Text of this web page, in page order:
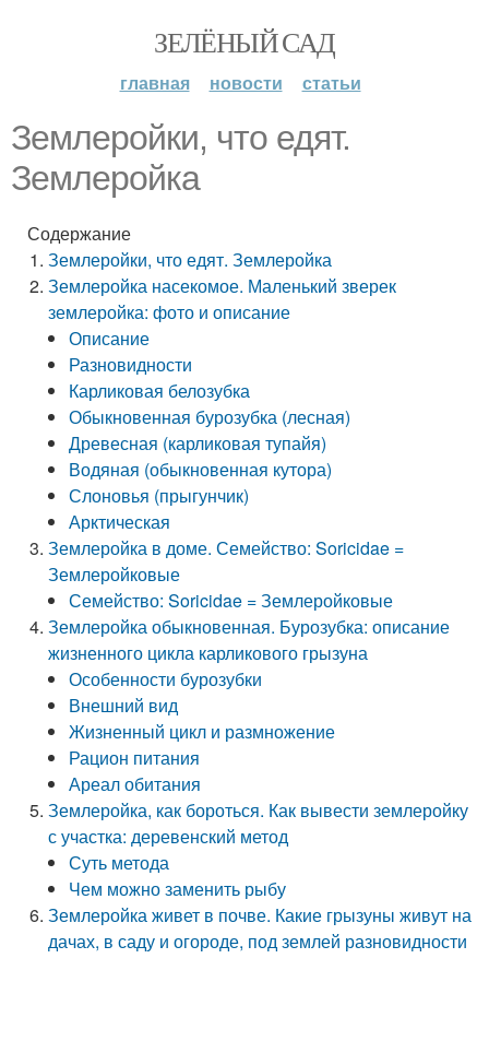
ЗЕЛЁНЫЙ САД
главная новости статьи
Землеройки, что едят.
Землеройка
Содержание
Землеройки, что едят. Землеройка
Землеройка насекомое. Маленький зверек
землеройка: фото и описание
Описание
Разновидности
Карликовая белозубка
Обыкновенная бурозубка (лесная)
Древесная (карликовая тупайя)
Водяная (обыкновенная кутора)
Слоновья (прыгунчик)
Арктическая
Землеройка в доме. Семейство: Soricidae =
Землеройковые
Семейство: Soricidae = Землеройковые
Землеройка обыкновенная. Бурозубка: описание
жизненного цикла карликового грызуна
Особенности бурозубки
Внешний вид
Жизненный цикл и размножение
Рацион питания
Ареал обитания
Землеройка, как бороться. Как вывести землеройку
с участка: деревенский метод
Суть метода
Чем можно заменить рыбу
Землеройка живет в почве. Какие грызуны живут на
дачах, в саду и огороде, под землей разновидности